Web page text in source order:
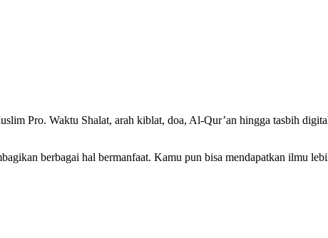
Pro. Waktu Shalat, arah kiblat, doa, Al-Qur’an hingga tasbih
berbagai hal bermanfaat. Kamu pun bisa mendapatkan ilmu